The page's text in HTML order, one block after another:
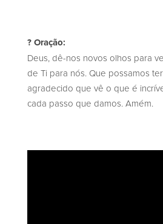
? Oração:
Deus, dê-nos novos olhos para
de Ti para nós. Que possamos
agradecido que vê o que é
cada passo que damos. Amém.